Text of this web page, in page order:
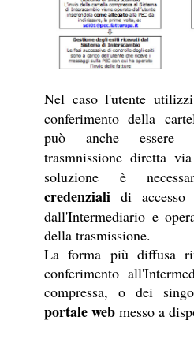
Nel caso l'utente
conferimento della
può anche essere
trasmnissione diretta via
soluzione è
credenziali di accesso
dall'Intermediario e
della trasmissione.
La forma più diffusa
conferimento
compressa, o dei
portale web messo a